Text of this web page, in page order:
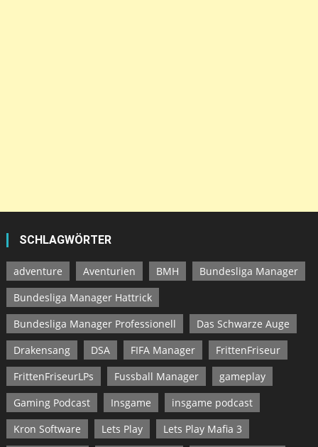
SCHLAGWÖRTER
adventure Aventurien BMH
Bundesliga Manager
Bundesliga Manager Hattrick
Bundesliga Manager Professionell
Das Schwarze Auge
Drakensang
DSA FIFA Manager
FrittenFriseur
FrittenFriseurLPs
Fussball Manager
gameplay
Gaming Podcast
Insgame
insgame podcast
Kron Software
Lets Play
Lets Play Mafia 3